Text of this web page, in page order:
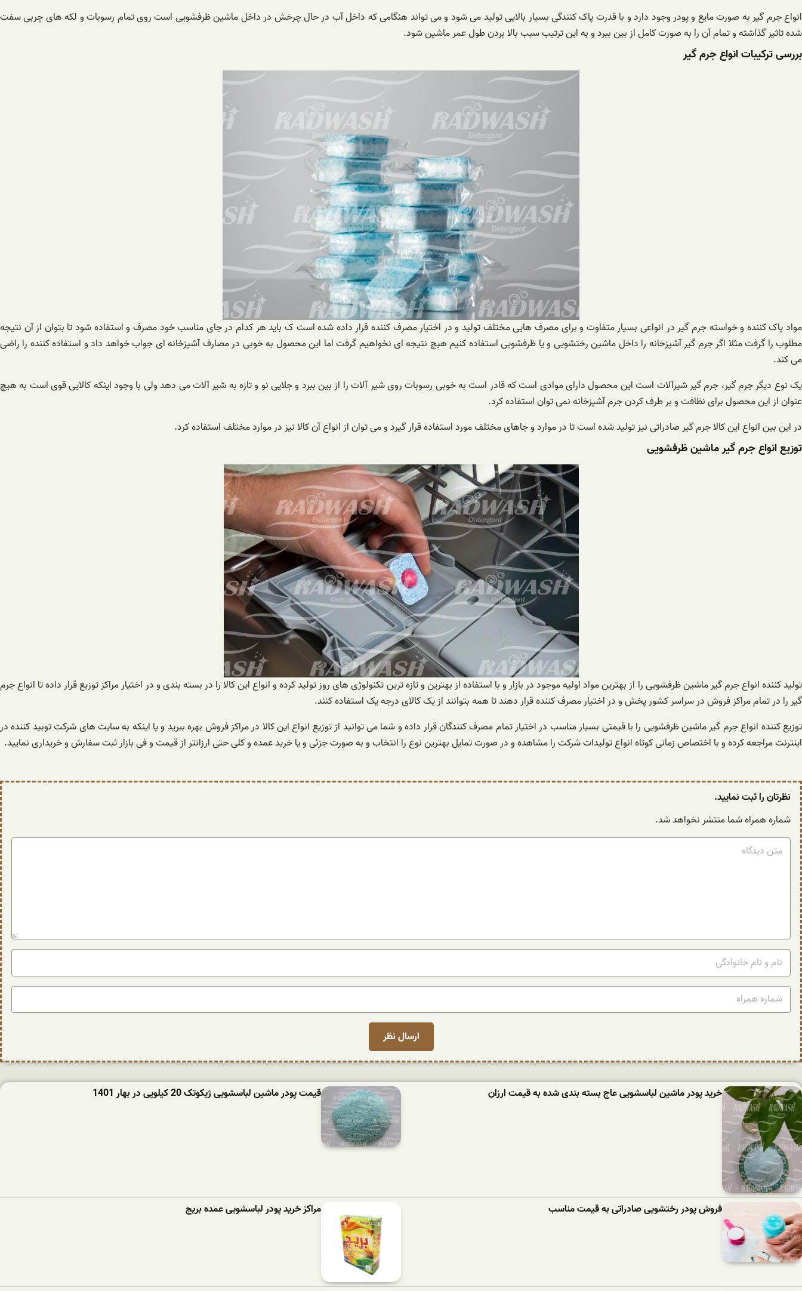
انواع جرم گیر به صورت مایع و پودر وجود دارد و با قدرت پاک کنندگی بسیار بالایی تولید می شود و می تواند هنگامی که داخل آب در حال چرخش در داخل ماشین ظرفشویی است روی تمام رسوبات و لکه های چربی سفت
شده تاثیر گذاشته و تمام آن را به صورت کامل از بین ببرد و به این ترتیب سبب بالا بردن طول عمر ماشین شود.
بررسی ترکیبات انواع جرم گیر
مواد پاک کننده و خواسته جرم گیر در انواعی بسیار متفاوت و برای مصرف هایی مختلف تولید و در اختیار مصرف کننده قرار داده شده است ک باید هر کدام در جای مناسب خود مصرف و استفاده شود تا بتوان از آن نتیجه
مطلوب را گرفت مثلا اگر جرم گیر آشپزخانه را داخل ماشین رختشویی و یا ظرفشویی استفاده کنیم هیچ نتیجه ای نخواهیم گرفت اما این محصول به خوبی در مصارف آشپزخانه ای جواب خواهد داد و استفاده کننده را راضی
می کند.
یک نوع دیگر جرم گیر، جرم گیر شیرآلات است این محصول دارای موادی است که قادر است به خوبی رسوبات روی شیر آلات را از بین ببرد و جلایی نو و تازه به شیر آلات می دهد ولی با وجود اینکه کالایی قوی است به هیچ
عنوان از این محصول برای نظافت و بر طرف کردن جرم آشپزخانه نمی توان استفاده کرد.
در این بین انواع این کالا جرم گیر صادراتی نیز تولید شده است تا در موارد و جاهای مختلف مورد استفاده قرار گیرد و می توان از انواع آن کالا نیز در موارد مختلف استفاده کرد.
توزیع انواع جرم گیر ماشین ظرفشویی
تولید کننده انواع جرم گیر ماشین ظرفشویی را از بهترین مواد اولیه موجود در بازار و با استفاده از بهترین و تازه ترین تکنولوژی های روز تولید کرده و انواع این کالا را در بسته بندی و در اختیار مراکز توزیع قرار داده تا انواع جرم
گیر را در تمام مراکز فروش در سراسر کشور پخش و در اختیار مصرف کننده قرار دهند تا همه بتوانند از یک کالای درجه یک استفاده کنند.
توزیع کننده انواع جرم گیر ماشین ظرفشویی را با قیمتی بسیار مناسب در اختیار تمام مصرف کنندگان قرار داده و شما می توانید از توزیع انواع این کالا در مراکز فروش بهره ببرید و یا اینکه به سایت های شرکت توبید کننده در
اینترنت مراجعه کرده و با اختصاص زمانی کوتاه انواع تولیدات شرکت را مشاهده و در صورت تمایل بهترین نوع را انتخاب و به صورت جزئی و یا خرید عمده و کلی حتی ارزانتر از قیمت و فی بازار ثبت سفارش و خریداری نمایید.
نظرتان را ثبت نمایید.
شماره همراه شما منتشر نخواهد شد.
خرید پودر ماشین لباسشویی عاج بسته بندی شده به قیمت ارزان قیمت پودر ماشین لباسشویی ژیکوتک 20 کیلویی در بهار 1401
فروش پودر رختشویی صادراتی به قیمت مناسب مراکز خرید پودر لباسشویی عمده بریج